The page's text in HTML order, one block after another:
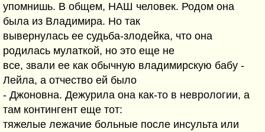
упомнишь. В общем, НАШ человек. Родом она
была из Владимира. Но так
вывернулась ее судьба-злодейка, что она
родилась мулаткой, но это еще не
все, звали ее как обычную владимирскую бабу -
Лейла, а отчество ей было
- Джоновна. Дежурила она как-то в неврологии, а
там контингент еще тот:
тяжелые лежачие больные после инсульта или